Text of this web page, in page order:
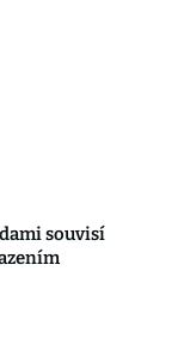
souvisí